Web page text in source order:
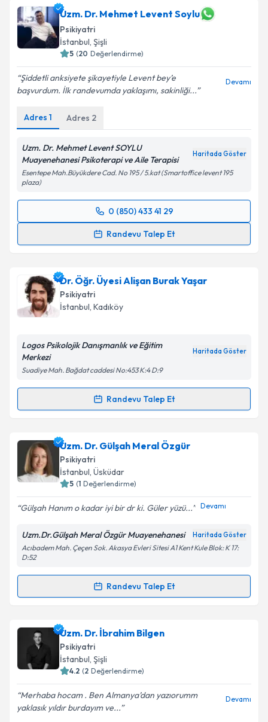
E-posta Adresiniz
Kişisel verilerimin işlenmesine ilişkin
Aydınlatma
Metni'ni okudum ve kişisel verilerimin belirtilen
Uzm. Dr. Mehmet Levent Soylu
Psikiyatri
İstanbul, Şişli
5 (20 Değerlendirme)
Şiddetli anksiyete şikayetiyle Levent bey’e
başvurdum. İlk randevumda yaklaşımı, sakinliği...
Devamı
Adres 1 Adres 2
Uzm. Dr. Mehmet Levent SOYLU
Muayenehanesi Psikoterapi ve Aile Terapisi
Haritada Göster
Esentepe Mah.Büyükdere Cad. No 195 / 5.kat (Smartoffice levent 195
plaza)
0 (850) 433 41 29
Randevu Talep Et
Randevu Takvimi Talebi
için bir takvim hazırlandığında e-posta ile
bilgilendireceğiz.
E-posta Adresiniz
Kişisel verilerimin işlenmesine ilişkin
Metni'ni okudum ve kişisel verilerimin belirtilen
kapsamda işlenmesini kabul ediyorum.
Dr. Öğr. Üyesi Alişan Burak Yaşar
Psikiyatri
İstanbul, Kadıköy
Logos Psikolojik Danışmanlık ve Eğitim
Merkezi
Haritada Göster
Suadiye Mah. Bağdat caddesi No:453 K:4 D:9
Randevu Talep Et
Randevu Takvimi Talebi
Dr. Öğr. Üyesi Alişan Burak Yaşariçin randevu
takvimi talebi oluşturun. Size bu uzmandan randevu
almanız için bir takvim hazırlandığında e-posta ile
bilgilendireceğiz.
E-posta Adresiniz
Metni'ni okudum ve kişisel verilerimin belirtilen
kapsamda işlenmesini kabul ediyorum.
Takvim Talebini Gönder
Uzm. Dr. Gülşah Meral Özgür
Psikiyatri
İstanbul, Üsküdar
5 (1 Değerlendirme)
Gülşah Hanım o kadar iyi bir dr ki. Güler yüzü... Devamı
Uzm.Dr.Gülşah Meral Özgür Muayenehanesi Haritada Göster
Acıbadem Mah. Çeçen Sok. Akasya Evleri Sitesi A1 Kent Kule Blok: K 17:
D:52
Randevu Talep Et
Randevu Takvimi Talebi
Uzm. Dr. Gülşah Meral Özgüriçin randevu takvimi
talebi oluşturun. Size bu uzmandan randevu almanız
için bir takvim hazırlandığında e-posta ile
bilgilendireceğiz.
E-posta Adresiniz
Uzm. Dr. İbrahim Bilgen
Psikiyatri
İstanbul, Şişli
4.2 (2 Değerlendirme)
Merhaba hocam . Ben Almanya’dan yazıorumm
yaklasık yıldır burdayım ve...
Devamı